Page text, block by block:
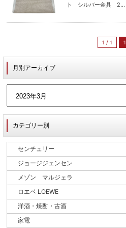
ト シルバー金具 2...
1 / 1 1
月別アーカイブ
カテゴリー別
センチュリー
ジョージジェンセン
メゾン マルジェラ
ロエベ LOEWE
洋酒・焼酎・古酒
家電